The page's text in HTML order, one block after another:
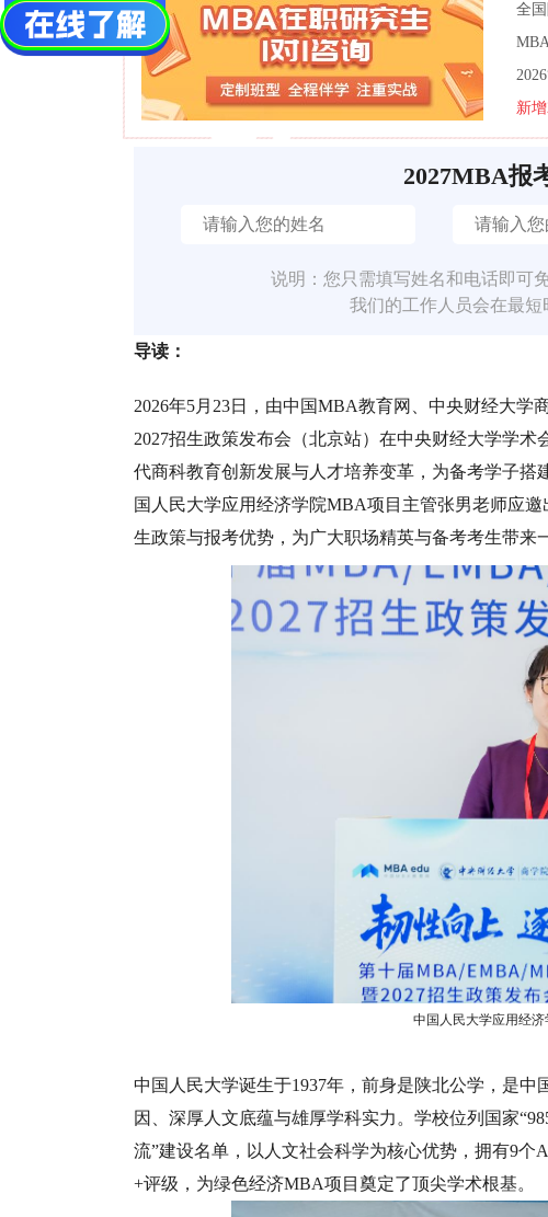
全
新
2027MBA报
说明：您只需填写姓名和电话即可
我们的工作人员会在最短
导读：
2026年5月23日，由中国MBA教育网、中央财经大
2027招生政策发布会（北京站）在中央财经大学学
代商科教育创新发展与人才培养变革，为备考学子
国人民大学应用经济学院MBA项目主管张男老师应
生政策与报考优势，为广大职场精英与备考考生带来
中国人民大学应用经
中国人民大学诞生于1937年，前身是陕北公学，是
因、深厚人文底蕴与雄厚学科实力。学校位列国家
流”建设名单，以人文社会科学为核心优势，拥有9
+评级，为绿色经济MBA项目奠定了顶尖学术根基。